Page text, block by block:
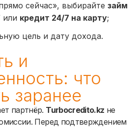
сейчас», выбирайте займ
или кредит 24/7 на карту;
цель и дату дохода.
и
что
заранее
партнёр. Turbocredito.kz не
Перед подтверждением